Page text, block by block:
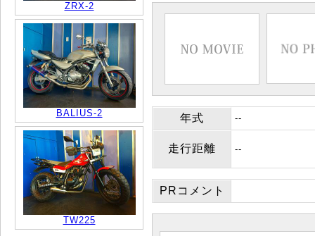
ZRX-2
BALIUS-2
TW225
年式 --
走行距離 --
PRコメント